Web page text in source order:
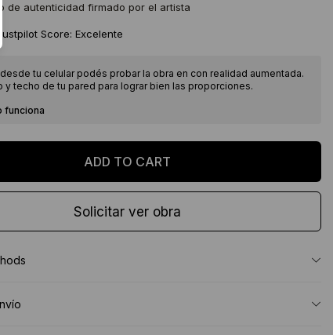
de autenticidad firmado por el artista
Score: Excelente
tu celular podés probar la obra en con realidad aumentada.
y techo de tu pared para lograr bien las proporciones.
funciona
Solicitar ver obra